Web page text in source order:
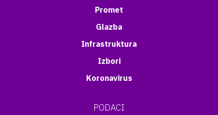
Promet
Glazba
Infrastruktura
Izbori
Koronavirus
PODACI